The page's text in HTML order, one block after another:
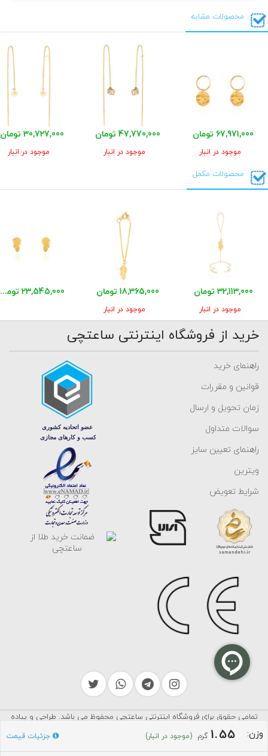
وزن: 1.55 گرم (موجود در انبار) جزئیات قیمت
محصولات مشابه
67,971,000 تومان
موجود در انبار
47,770,000 تومان
موجود در انبار
30,727,000 تومان
موجود در انبار
محصولات مکمل
32,113,000 تومان
موجود در انبار
18,365,000 تومان
موجود در انبار
23,545,000 تومان
خرید از فروشگاه اینترنتی ساعتچی
راهنمای خرید
قوانین و مقررات
زمان تحویل و ارسال
سوالات متداول
راهنمای تعیین سایز
ویترین
شرایط تعویض
تمامی حقوق برای فروشگاه اینترنتی ساعتچی محفوظ می باشد. طراحی و پیاده
سازی توسط